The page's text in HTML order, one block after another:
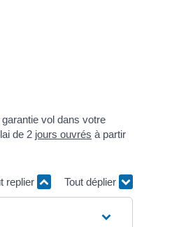
vol dans votre
de 2 jours ouvrés à partir
replier Tout déplier